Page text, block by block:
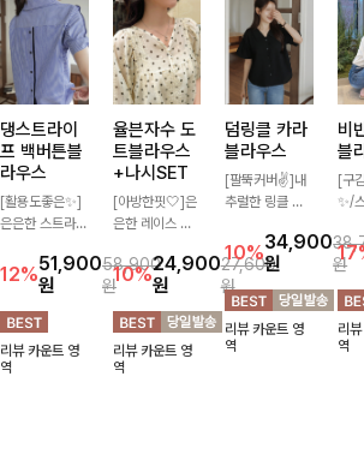
댕스트라이
프 백버튼블
라우스
[활용도좋은✨]
은은한 스트라이
져 심플한 코디
에도 세련된 포
인트를 더해드리
며 깔끔한 스트
라이프 디테일로
유행 없이 오래
12%51,900
원
58,900
원
리뷰 카운트 영
역
율븐자수 도
트블라우스
+나시SET
[아방한핏🤍]은
은한 레이스 자
으로 사랑스러운
감성 가득 담았
으며 나시 세트
구성으로 이너
걱정없이 손쉽게
코디 가능한 블
10%24,900
원
27,600
원
리뷰 카운트 영
역
덤링클 카라
블라우스
[팔뚝커버✌]내
추럴한 링클 텍
있게 입어지는
블라우스🖤 브
이넥 카라 디자
인에 여유로운
소매핏 더해져
여리하면서도 시
10%34,900
원
원
리뷰 카운트 영
역
비
블
[구
✨/
엠
돋보
스-
루
임
이
리
역